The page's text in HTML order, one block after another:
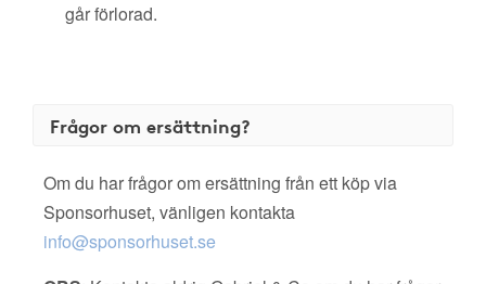
går förlorad.
Frågor om ersättning?
Om du har frågor om ersättning från ett köp via
Sponsorhuset, vänligen kontakta
info@sponsorhuset.se